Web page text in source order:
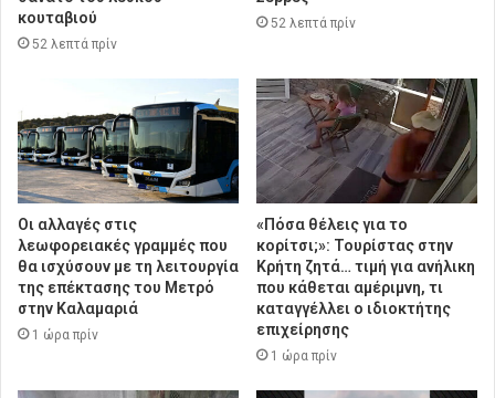
κουταβιού
52 λεπτά πρίν
52 λεπτά πρίν
Οι αλλαγές στις
λεωφορειακές γραμμές που
θα ισχύσουν με τη λειτουργία
της επέκτασης του Μετρό
στην Καλαμαριά
1 ώρα πρίν
«Πόσα θέλεις για το
κορίτσι;»: Τουρίστας στην
Κρήτη ζητά… τιμή για ανήλικη
που κάθεται αμέριμνη, τι
καταγγέλλει ο ιδιοκτήτης
επιχείρησης
1 ώρα πρίν